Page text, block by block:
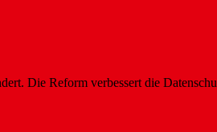
Die Reform verbessert die